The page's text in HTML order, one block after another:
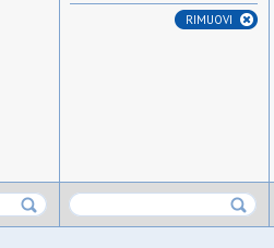
RIMUOVI